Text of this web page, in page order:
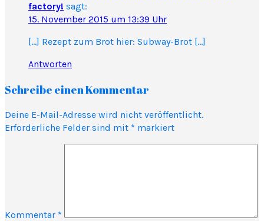
factory! sagt:
15. November 2015 um 13:39 Uhr
[…] Rezept zum Brot hier: Subway-Brot […]
Antworten
Schreibe einen Kommentar
Deine E-Mail-Adresse wird nicht veröffentlicht.
Erforderliche Felder sind mit * markiert
Kommentar *